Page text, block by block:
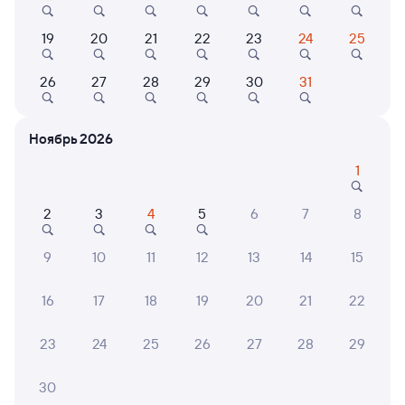
6 причин купить ж/д билеты
Онлайн-покупка за 4 минуты
Подробные ответы на вопросы о поездке или
10
Гостевой дом
Гостевой дом Аура
тополей
Гостевой дом
Загородный клуб У
горы Волчиха
19 20 21 22 23 24 25
26 27 28 29 30 31
Ноябрь 2026
1
2 3 4 5 6 7 8
9 10 11 12 13 14 15
16 17 18 19 20 21 22
23 24 25 26 27 28 29
30